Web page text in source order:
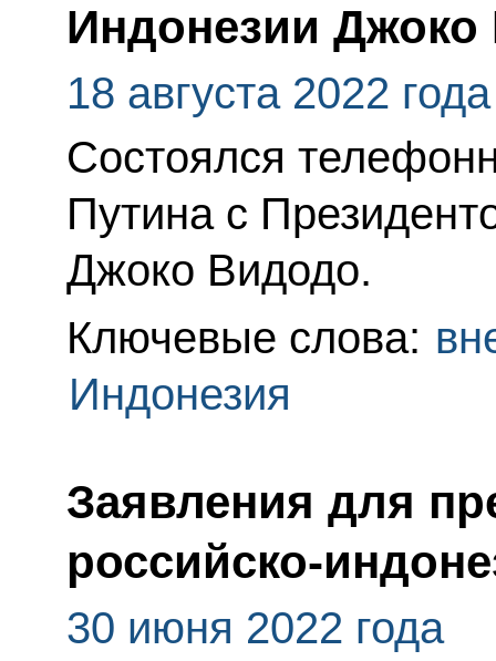
Индонезии
18 августа 2022 года
Состоялся
Путина с
Джоко Видодо.
Ключевые слова:
Индонезия
Заявления для
российско-
30 июня 2022 года